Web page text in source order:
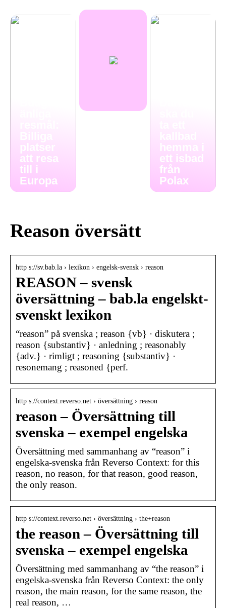
platser
att resa
till i
Europa
kallbad
hemma i
ett isbad
från
Polax
Reason översätt
http s://sv.bab.la › lexikon › engelsk-svensk › reason
REASON – svensk
översättning – bab.la engelskt-
svenskt lexikon
“reason” på svenska ; reason {vb} · diskutera ;
reason {substantiv} · anledning ; reasonably
{adv.} · rimligt ; reasoning {substantiv} ·
resonemang ; reasoned {perf.
http s://context.reverso.net › översättning › reason
reason – Översättning till
svenska – exempel engelska
Översättning med sammanhang av “reason” i
engelska-svenska från Reverso Context: for this
reason, no reason, for that reason, good reason,
the only reason.
http s://context.reverso.net › översättning › the+reason
the reason – Översättning till
svenska – exempel engelska
Översättning med sammanhang av “the reason” i
engelska-svenska från Reverso Context: the only
reason, the main reason, for the same reason, the
real reason, …